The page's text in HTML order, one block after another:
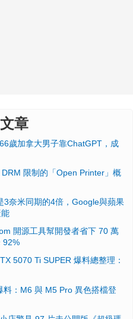
章
歲加拿大男子靠ChatGPT，成
限制的「Open Printer」概
3奈米同期的4倍，Google與蘋果
開源工具幫開發者省下 70 萬
92%
5070 Ti SUPER 爆料總整理：
：M6 與 M5 Pro 異色搭檔登